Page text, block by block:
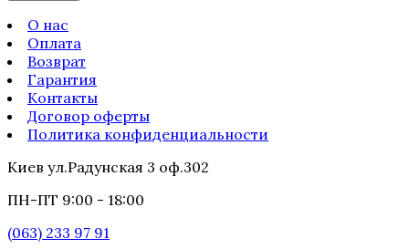
О нас
Оплата
Возврат
Гарантия
Контакты
Договор оферты
Политика конфиденциальности
Киев ул.Радунская 3 оф.302
ПН-ПТ 9:00 - 18:00
(063) 233 97 91